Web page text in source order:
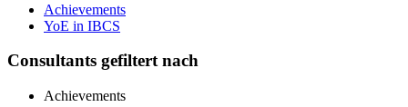
Achievements
YoE in IBCS
Consultants gefiltert nach
Achievements